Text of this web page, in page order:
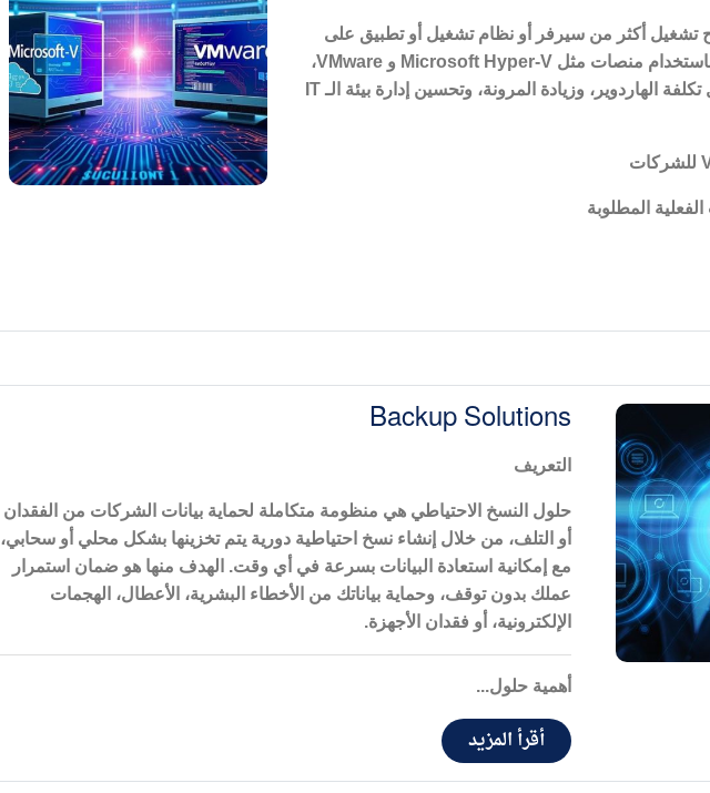
تشغيل أكثر من سيرفر أو نظام تشغيل أو تطبيق على
منصات مثل Microsoft Hyper-V و VMware،
الهاردوير، وزيادة المرونة، وتحسين إدارة بيئة الـIT
للشركات
المطلوبة
Backup Solutions
التعريف
حلول النسخ الاحتياطي هي منظومة متكاملة لحماية بيانات الشركات من الفقدان
أو التلف، من خلال إنشاء نسخ احتياطية دورية يتم تخزينها بشكل محلي أو سحابي،
مع إمكانية استعادة البيانات بسرعة في أي وقت. الهدف منها هو ضمان استمرار
عملك بدون توقف، وحماية بياناتك من الأخطاء البشرية، الأعطال، الهجمات
الإلكترونية، أو فقدان الأجهزة.
أهمية حلول...
أقرأ المزيد